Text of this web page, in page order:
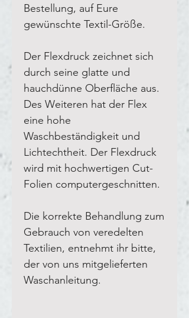
Bestellung, auf Eure
gewünschte Textil-Größe.
Der Flexdruck zeichnet sich
durch seine glatte und
hauchdünne Oberfläche aus.
Des Weiteren hat der Flex
eine hohe
Waschbeständigkeit und
Lichtechtheit. Der Flexdruck
wird mit hochwertigen Cut-
Folien computergeschnitten.
Die korrekte Behandlung zum
Gebrauch von veredelten
Textilien, entnehmt ihr bitte,
der von uns mitgelieferten
Waschanleitung.